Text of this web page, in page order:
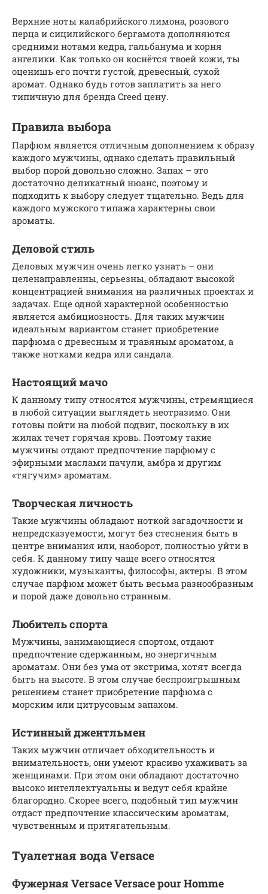
Верхние ноты калабрийского лимона, розового
перца и сицилийского бергамота дополняются
средними нотами кедра, гальбанума и корня
ангелики. Как только он коснётся твоей кожи, ты
оценишь его почти густой, древесный, сухой
аромат. Однако будь готов заплатить за него
типичную для бренда Creed цену.
Правила выбора
Парфюм является отличным дополнением к образу
каждого мужчины, однако сделать правильный
выбор порой довольно сложно. Запах – это
достаточно деликатный нюанс, поэтому и
подходить к выбору следует тщательно. Ведь для
каждого мужского типажа характерны свои
ароматы.
Деловой стиль
Деловых мужчин очень легко узнать – они
целенаправленны, серьезны, обладают высокой
концентрацией внимания на различных проектах и
задачах. Еще одной характерной особенностью
является амбициозность. Для таких мужчин
идеальным вариантом станет приобретение
парфюма с древесным и травяным ароматом, а
также нотками кедра или сандала.
Настоящий мачо
К данному типу относятся мужчины, стремящиеся
в любой ситуации выглядеть неотразимо. Они
готовы пойти на любой подвиг, поскольку в их
жилах течет горячая кровь. Поэтому такие
мужчины отдают предпочтение парфюму с
эфирными маслами пачули, амбра и другим
«тягучим» ароматам.
Творческая личность
Такие мужчины обладают ноткой загадочности и
непредсказуемости, могут без стеснения быть в
центре внимания или, наоборот, полностью уйти в
себя. К данному типу чаще всего относятся
художники, музыканты, философы, актеры. В этом
случае парфюм может быть весьма разнообразным
и порой даже довольно странным.
Любитель спорта
Мужчины, занимающиеся спортом, отдают
предпочтение сдержанным, но энергичным
ароматам. Они без ума от экстрима, хотят всегда
быть на высоте. В этом случае беспроигрышным
решением станет приобретение парфюма с
морским или цитрусовым запахом.
Истинный джентльмен
Таких мужчин отличает обходительность и
внимательность, они умеют красиво ухаживать за
женщинами. При этом они обладают достаточно
высоко интеллектуальны и ведут себя крайне
благородно. Скорее всего, подобный тип мужчин
отдаст предпочтение классическим ароматам,
чувственным и притягательным.
Туалетная вода Versace
Фужерная Versace Versace pour Homme